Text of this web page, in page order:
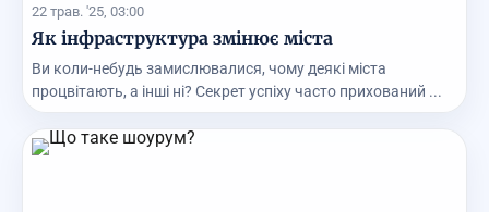
22 трав. '25, 03:00
Як інфраструктура змінює міста
Ви коли-небудь замислювалися, чому деякі міста
процвітають, а інші ні? Секрет успіху часто прихований ...